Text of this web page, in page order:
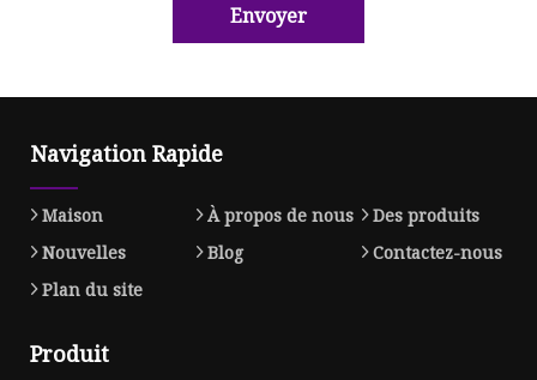
Envoyer
Navigation Rapide
Maison À propos de nous
Des produits
Nouvelles
Blog
Contactez-nous
Plan du site
Produit